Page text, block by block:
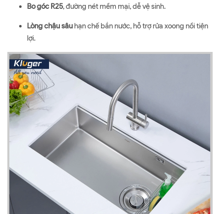
Bo góc R25, đường nét mềm mại, dễ vệ sinh.
Lòng chậu sâuhạn chế bắn nước, hỗ trợ rửa xoong nồi tiện
lợi.